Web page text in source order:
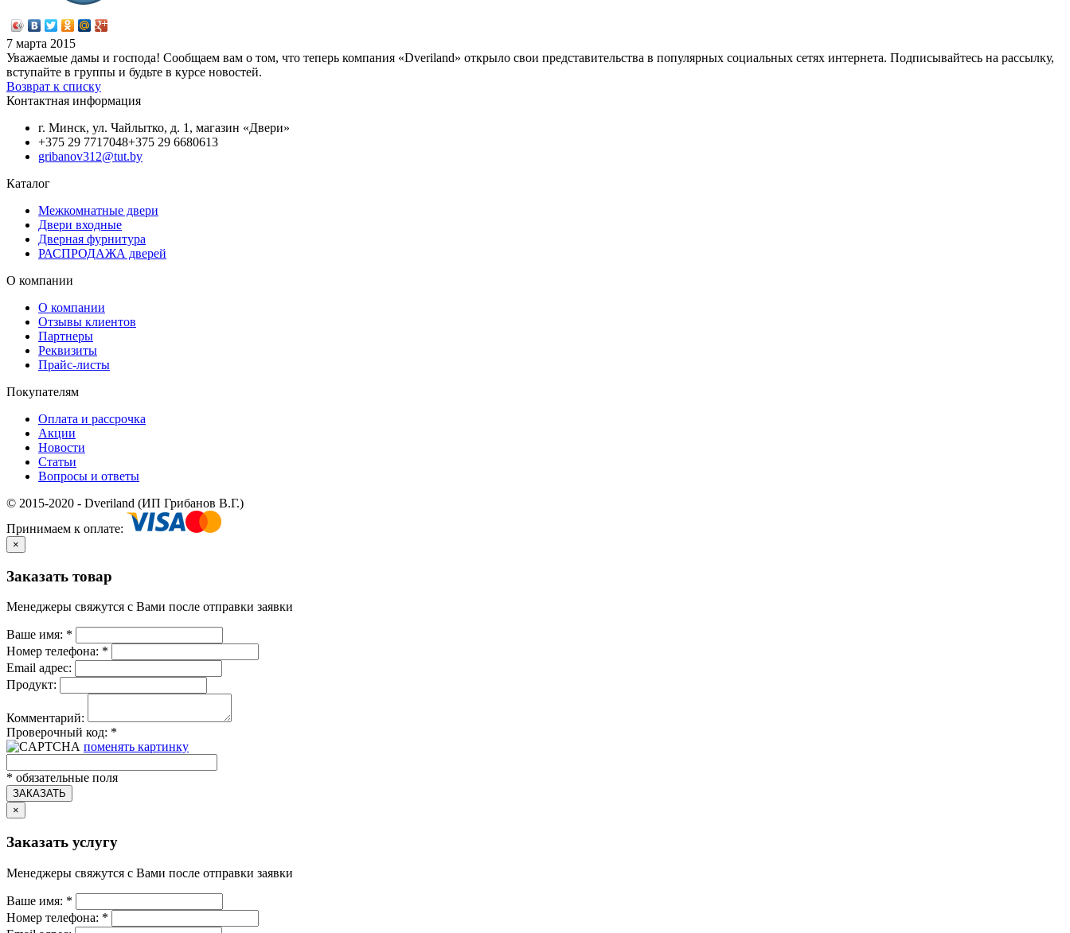
7 марта 2015
Уважаемые дамы и господа! Сообщаем вам о том, что теперь компания «Dveriland» открыло свои представительства в популярных социальных сетях интернета. Подписывайтесь на рассылку,
вступайте в группы и будьте в курсе новостей.
Возврат к списку
Контактная информация
г. Минск, ул. Чайлытко, д. 1, магазин «Двери»
+375 29 7717048+375 29 6680613
gribanov312@tut.by
Каталог
Межкомнатные двери
Двери входные
Дверная фурнитура
РАСПРОДАЖА дверей
О компании
О компании
Отзывы клиентов
Партнеры
Реквизиты
Прайс-листы
Покупателям
Оплата и рассрочка
Акции
Новости
Статьи
Вопросы и ответы
© 2015-2020 - Dveriland (ИП Грибанов В.Г.)
Принимаем к оплате:
×
Заказать товар
Менеджеры свяжутся с Вами после отправки заявки
Ваше имя: *
Номер телефона: *
Email адрес:
Продукт:
Комментарий:
Проверочный код: *
поменять картинку
* обязательные поля
ЗАКАЗАТЬ
×
Заказать услугу
Менеджеры свяжутся с Вами после отправки заявки
Ваше имя: *
Номер телефона: *